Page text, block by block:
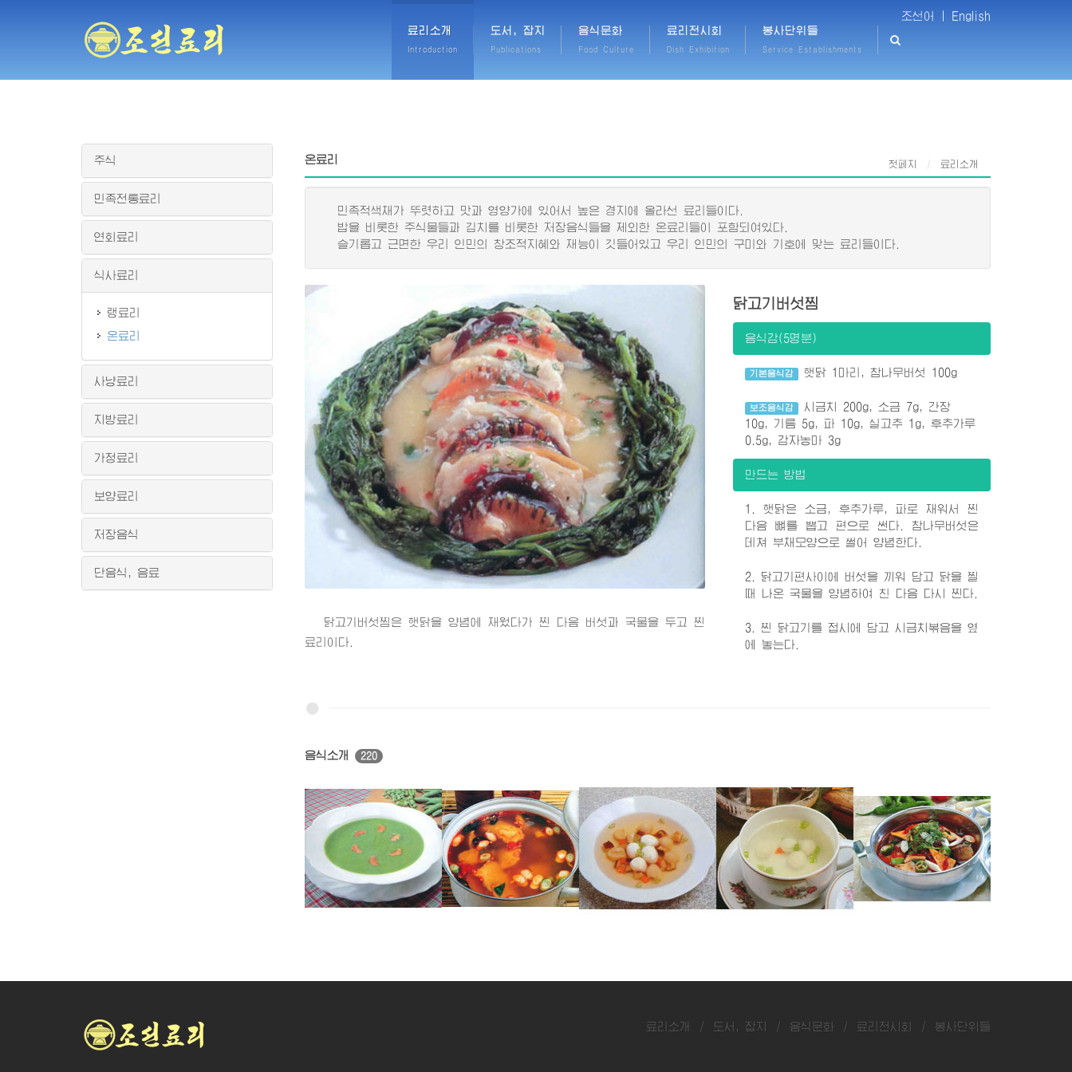
조선어 | English
료리소개
Introduction
도서, 잡지
Publications
음식문화
Food Culture
료리전시회
Dish Exhibition
봉사단위들
Service Establishments
온료리 첫페지 료리소개
민족적색채가 뚜렷하고 맛과 영양가에 있어서 높은 경지에 올라선 료리들이다.
밥을 비롯한 주식물들과 김치를 비롯한 저장음식들을 제외한 온료리들이 포함되여있다.
슬기롭고 근면한 우리 인민의 창조적지혜와 재능이 깃들어있고 우리 인민의 구미와 기호에 맞는 료리들이다.
닭고기버섯찜은 햇닭을 양념에 재웠다가 찐 다음 버섯과 국물을 두고 찐
료리이다.
닭고기버섯찜
음식감(5명분)
기본음식감 햇닭 1마리, 참나무버섯 100g
보조음식감
시금치 200g, 소금 7g, 간장
10g, 기름 5g, 파 10g, 실고추 1g, 후추가루
0.5g, 감자농마 3g
만드는 방법
1. 햇닭은 소금, 후추가루, 파로 재워서 찐
다음 뼈를 뽑고 편으로 썬다. 참나무버섯은
데쳐 부채모양으로 썰어 양념한다.
2. 닭고기편사이에 버섯을 끼워 담고 닭을 찔
때 나온 국물을 양념하여 친 다음 다시 찐다.
3. 찐 닭고기를 접시에 담고 시금치볶음을 옆
에 놓는다.
음식소개 220
주식
민족전통료리
연회료리
식사료리
랭료리
온료리
사냥료리
지방료리
가정료리
보양료리
저장음식
단음식, 음료
료리소개 / 도서, 잡지 / 음식문화 / 료리전시회 / 봉사단위들